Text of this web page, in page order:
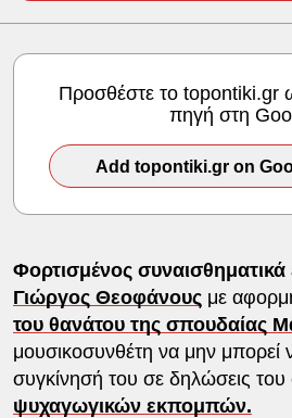
Προσθέστε το topontiki.gr
πηγή στη
Add topontiki.gr on
Φορτισμένος συναισθηματικά
Γιώργος Θεοφάνουςμε
του θανάτου της σπουδαίας
μουσικοσυνθέτη να μην μπορεί
συγκίνησή του σε δηλώσεις του
ψυχαγωγικών εκπομπών.